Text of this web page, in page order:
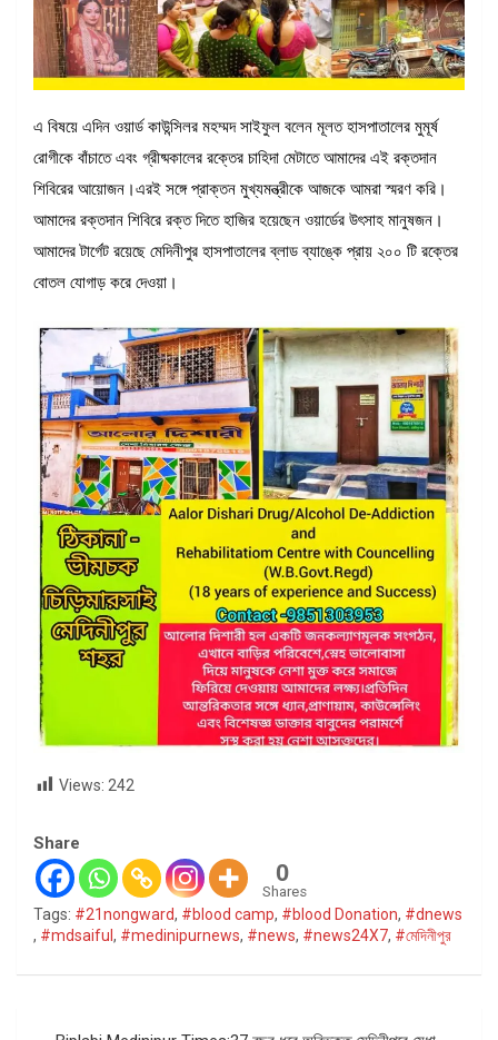
এ বিষয়ে এদিন ওয়ার্ড কাউন্সিলর মহম্মদ সাইফুল বলেন মূলত হাসপাতালের মুমূর্ষ
রোগীকে বাঁচাতে এবং গ্রীষ্মকালের রক্তের চাহিদা মেটাতে আমাদের এই রক্তদান
শিবিরের আয়োজন।এরই সঙ্গে প্রাক্তন মুখ্যমন্ত্রীকে আজকে আমরা স্মরণ করি।
আমাদের রক্তদান শিবিরে রক্ত দিতে হাজির হয়েছেন ওয়ার্ডের উৎসাহ মানুষজন।
আমাদের টার্গেট রয়েছে মেদিনীপুর হাসপাতালের ব্লাড ব্যাঙ্কে প্রায় ২০০ টি রক্তের
বোতল যোগাড় করে দেওয়া।
Views: 242
Share
0
Shares
Tags: #21nongward, #blood camp, #blood Donation, #dnews
, #mdsaiful , #medinipurnews, #news, #news24X7, #মেদিনীপুর
Post